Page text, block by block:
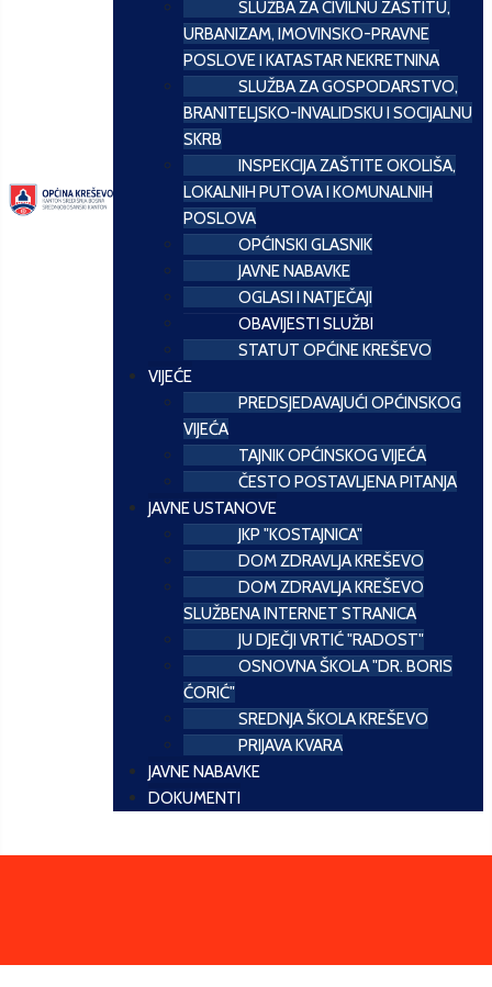
SLUŽBA ZA CIVILNU ZAŠTITU,
URBANIZAM, IMOVINSKO-PRAVNE
POSLOVE I KATASTAR NEKRETNINA
SLUŽBA ZA GOSPODARSTVO,
BRANITELJSKO-INVALIDSKU I SOCIJALNU
SKRB
INSPEKCIJA ZAŠTITE OKOLIŠA,
LOKALNIH PUTOVA I KOMUNALNIH
POSLOVA
OPĆINSKI GLASNIK
JAVNE NABAVKE
OGLASI I NATJEČAJI
OBAVIJESTI SLUŽBI
STATUT OPĆINE KREŠEVO
VIJEĆE
PREDSJEDAVAJUĆI OPĆINSKOG
VIJEĆA
TAJNIK OPĆINSKOG VIJEĆA
ČESTO POSTAVLJENA PITANJA
JAVNE USTANOVE
JKP "KOSTAJNICA"
DOM ZDRAVLJA KREŠEVO
DOM ZDRAVLJA KREŠEVO
SLUŽBENA INTERNET STRANICA
JU DJEČJI VRTIĆ "RADOST"
OSNOVNA ŠKOLA "DR. BORIS
ĆORIĆ"
SREDNJA ŠKOLA KREŠEVO
PRIJAVA KVARA
JAVNE NABAVKE
DOKUMENTI